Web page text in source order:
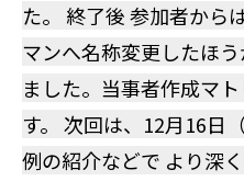
た。 終了後 参加者か
マンへ名称変更したほ
ました。当事者作成マ
す。 次回は、12月16日
例の紹介などで より深